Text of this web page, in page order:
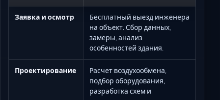
Заявка и осмотр
Бесплатный выезд инженера
на объект. Сбор данных,
замеры, анализ
особенностей здания.
Проектирование
Расчет воздухообмена,
подбор оборудования,
разработка схем и